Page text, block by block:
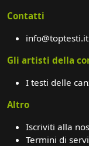
Contatti
info@toptesti.it
Gli artisti della
I testi delle
Altro
Iscriviti alla
Termini di